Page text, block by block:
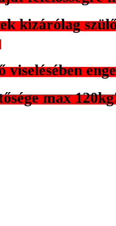
kizárólag
viselésében
max